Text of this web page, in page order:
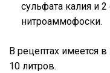
сульфата калия и
нитроаммофоски.
В рецептах имеется
10 литров.